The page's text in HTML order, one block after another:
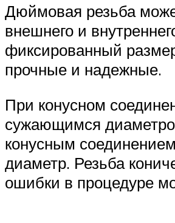
Дюймовая резьба
внешнего и
фиксированный
прочные и надежные.
При конусном
сужающимся
конусным
диаметр. Резьба
ошибки в процедуре